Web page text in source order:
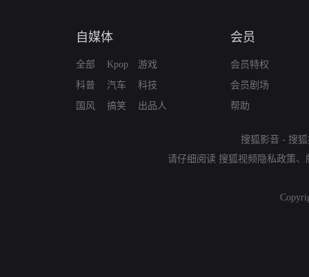
自媒体
全部
科普
国风
Kpop
汽车
搞笑
游戏
科技
出品人
会员
会员特权
会员剧场
帮助
搜狐影音 - 搜
请仔细阅读 搜狐视频隐私政策、